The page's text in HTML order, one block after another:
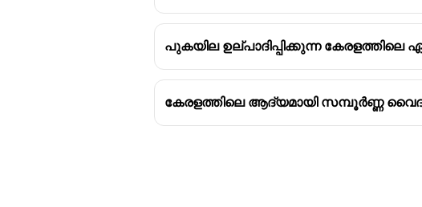
പുകയില ഉല്പാദിപ്പിക്കുന്ന കേരളത്തിലെ
കേരളത്തിലെ ആദ്യമായി സമ്പൂർണ്ണ